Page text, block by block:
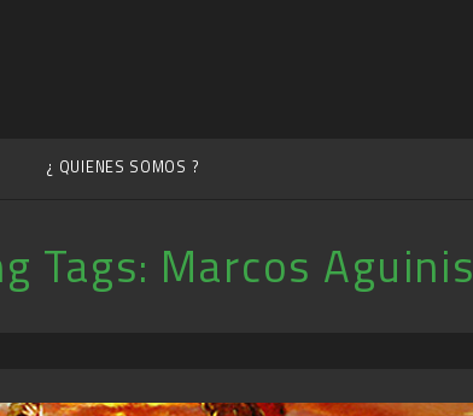
¿ QUIENES SOMOS ?
Tags: Marcos Aguinis